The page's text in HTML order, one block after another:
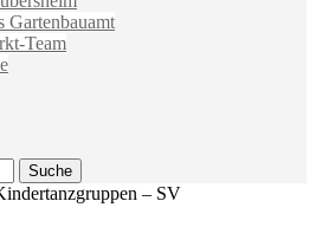
Gartenbauamt
Team
– SV